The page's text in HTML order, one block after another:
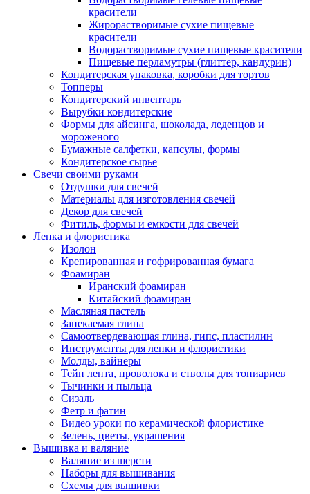
красители
Жирорастворимые сухие пищевые
красители
Водорастворимые сухие пищевые красители
Пищевые перламутры (глиттер, кандурин)
Кондитерская упаковка, коробки для тортов
Топперы
Кондитерский инвентарь
Вырубки кондитерские
Формы для айсинга, шоколада, леденцов и
мороженого
Бумажные салфетки, капсулы, формы
Кондитерское сырье
Свечи своими руками
Отдушки для свечей
Материалы для изготовления свечей
Декор для свечей
Фитиль, формы и емкости для свечей
Лепка и флористика
Изолон
Крепированная и гофрированная бумага
Фоамиран
Иранский фоамиран
Китайский фоамиран
Масляная пастель
Запекаемая глина
Самоотвердевающая глина, гипс, пластилин
Инструменты для лепки и флористики
Молды, вайнеры
Тейп лента, проволока и стволы для топиариев
Тычинки и пыльца
Сизаль
Фетр и фатин
Видео уроки по керамической флористике
Зелень, цветы, украшения
Вышивка и валяние
Валяние из шерсти
Наборы для вышивания
Схемы для вышивки